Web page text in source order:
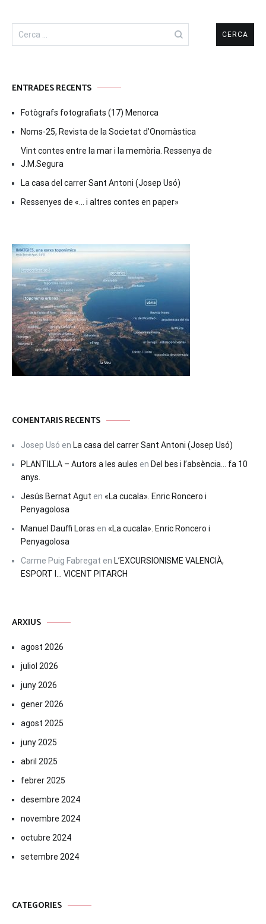
Cerca:
ENTRADES RECENTS
Fotògrafs fotografiats (17) Menorca
Noms-25, Revista de la Societat d’Onomàstica
Vint contes entre la mar i la memòria. Ressenya de
J.M.Segura
La casa del carrer Sant Antoni (Josep Usó)
Ressenyes de «… i altres contes en paper»
COMENTARIS RECENTS
Josep Usó en La casa del carrer Sant Antoni (Josep Usó)
PLANTILLA – Autors a les aules en Del bes i l’absència… fa 10
anys.
Jesús Bernat Agut en «La cucala». Enric Roncero i
Penyagolosa
Manuel Dauffi Loras en «La cucala». Enric Roncero i
Penyagolosa
Carme Puig Fabregat en L’EXCURSIONISME VALENCIÀ,
ESPORT I… VICENT PITARCH
ARXIUS
agost 2026
juliol 2026
juny 2026
gener 2026
agost 2025
juny 2025
abril 2025
febrer 2025
desembre 2024
novembre 2024
octubre 2024
setembre 2024
CATEGORIES